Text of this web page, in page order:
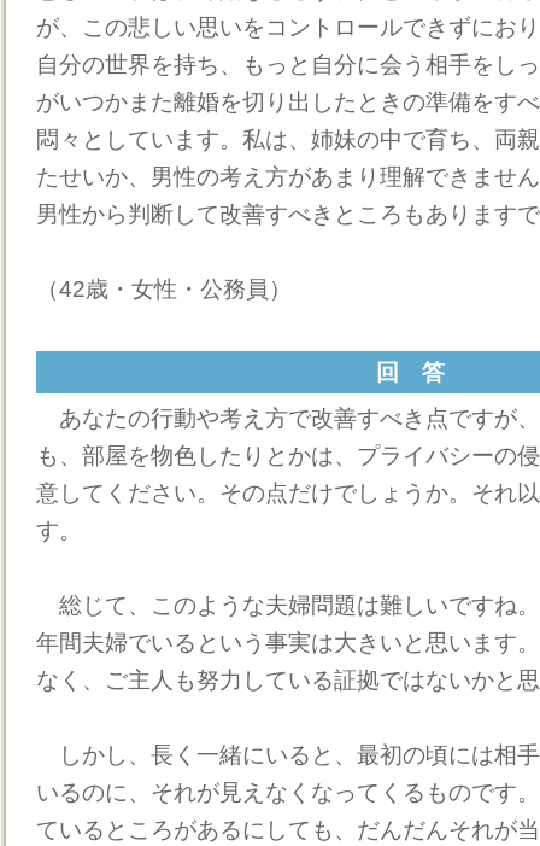
が、この悲しい思いをコントロールできずにお
自分の世界を持ち、もっと自分に会う相手をし
がいつかまた離婚を切り出したときの準備をす
悶々としています。私は、姉妹の中で育ち、両
たせいか、男性の考え方があまり理解できませ
男性から判断して改善すべきところもあります
（42歳・女性・公務員）
回 答
あなたの行動や考え方で改善すべき点ですが
も、部屋を物色したりとかは、プライバシーの
意してください。その点だけでしょうか。それ
す。
総じて、このような夫婦問題は難しいですね
年間夫婦でいるという事実は大きいと思います
なく、ご主人も努力している証拠ではないかと
しかし、長く一緒にいると、最初の頃には相
いるのに、それが見えなくなってくるものです
ているところがあるにしても、だんだんそれが